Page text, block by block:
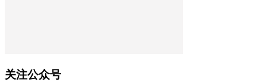
关注公众号